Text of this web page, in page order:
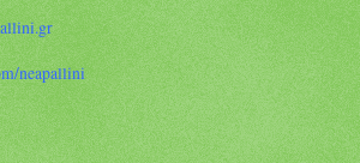
neapallini